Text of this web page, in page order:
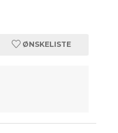
ØNSKELISTE